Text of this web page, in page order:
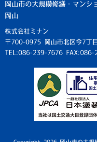
岡山市の大規模修繕・マン
岡山
株式会社ミナン
〒700-0975 岡山市北区今7丁
TEL:086-239-7676 FAX:086-